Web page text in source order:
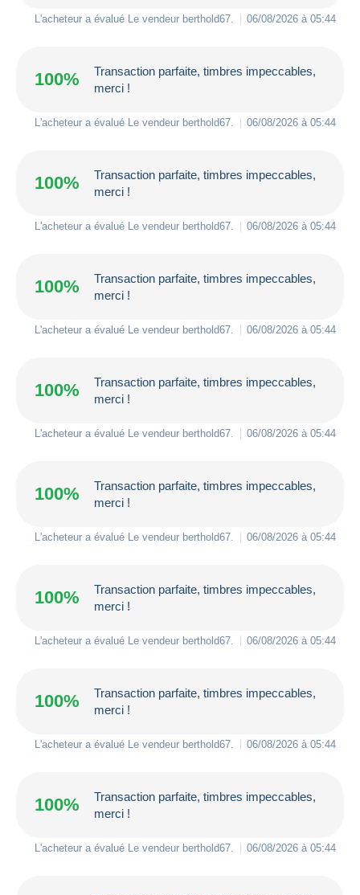
L'acheteur a évalué Le vendeur berthold67. 06/08/2026 à 05:44
100%
Transaction parfaite, timbres impeccables,
merci !
L'acheteur a évalué Le vendeur berthold67. 06/08/2026 à 05:44
100%
Transaction parfaite, timbres impeccables,
merci !
L'acheteur a évalué Le vendeur berthold67. 06/08/2026 à 05:44
100%
Transaction parfaite, timbres impeccables,
merci !
L'acheteur a évalué Le vendeur berthold67. 06/08/2026 à 05:44
100%
Transaction parfaite, timbres impeccables,
merci !
L'acheteur a évalué Le vendeur berthold67. 06/08/2026 à 05:44
100%
Transaction parfaite, timbres impeccables,
merci !
L'acheteur a évalué Le vendeur berthold67. 06/08/2026 à 05:44
100%
Transaction parfaite, timbres impeccables,
merci !
L'acheteur a évalué Le vendeur berthold67. 06/08/2026 à 05:44
100%
Transaction parfaite, timbres impeccables,
merci !
L'acheteur a évalué Le vendeur berthold67. 06/08/2026 à 05:44
100%
Transaction parfaite, timbres impeccables,
merci !
L'acheteur a évalué Le vendeur berthold67. 06/08/2026 à 05:44